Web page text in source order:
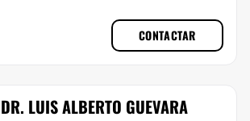
CONTACTAR
DR. LUIS ALBERTO GUEVARA